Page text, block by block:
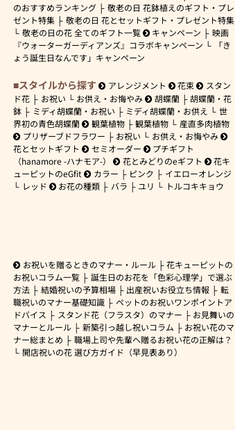
のおすすめランキング
敬老の日 花鉢植えのギフト・プレ
ゼント特集
敬老の日 花とセットギフト・プレゼント特集
敬老の日の花 全てのギフト一覧
キャンペーン
映画
『ウォーターガーディアンズ』コラボキャンペーン
「き
ょう誕生日なんです」キャンペーン
スタイルから探す アレンジメント 花束
スタン
ド花
お祝い お供え・お悔やみ 胡蝶蘭
胡蝶蘭・花
鉢
ミディ胡蝶蘭・お祝い ミディ胡蝶蘭・お供え
世
界初の青色胡蝶蘭
観葉植物 観葉植物
産直多肉植物
プリザーブドフラワー
お祝い
お供え・お悔やみ
花とセットギフト
セミオーダー
プチギフト
（hanamore -ハナモア-）
花とみどりのeギフト
花キ
ューピットのeGfit
カラー ピンク
イエローオレンジ
レッド
お花の種類 バラ ユリ トルコキキョウ
お祝いを贈るときのマナー・ルール
花キューピットの
お祝いコラム一覧
誕生日のお花を「色彩心理学」で選ぶ
方法
結婚祝いの予算相場 出産祝いお役立ち情報
転
職祝いのマナー基礎知識
ペットのお祝いワンポイントア
ドバイス
スタンド花（フラスタ）のマナー
お見舞いの
マナーとルール
新築引っ越し祝いコラム
お祝い花のマ
ナー総まとめ
職場上司や先輩へ贈るお祝い花の正解は？
開店祝いの花 選び方ガイド（早見表あり）